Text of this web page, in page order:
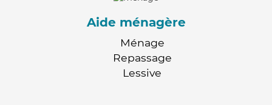
Aide ménagère
Ménage
Repassage
Lessive